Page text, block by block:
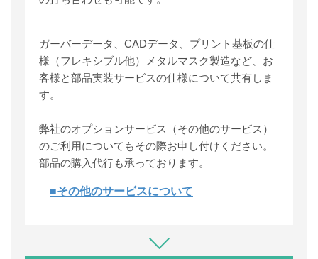
ガーバーデータ、CADデータ、プリント基板の仕
様（フレキシブル他）メタルマスク製造など、お
客様と部品実装サービスの仕様について共有しま
す。
弊社のオプションサービス（その他のサービス）
のご利用についてもその際お申し付けください。
部品の購入代行も承っております。
■その他のサービスについて